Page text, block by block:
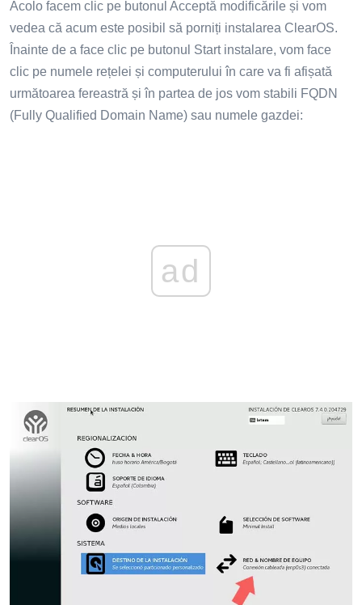
Acolo facem clic pe butonul Acceptă modificările și vom
vedea că acum este posibil să porniți instalarea ClearOS.
Înainte de a face clic pe butonul Start instalare, vom face
clic pe numele rețelei și computerului în care va fi afișată
următoarea fereastră și în partea de jos vom stabili FQDN
(Fully Qualified Domain Name) sau numele gazdei:
ad